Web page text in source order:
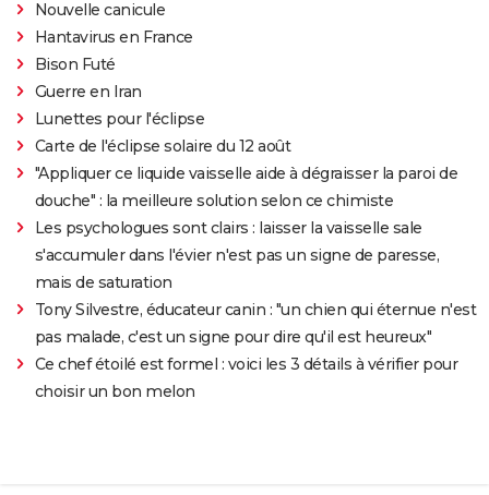
Nouvelle canicule
Hantavirus en France
Bison Futé
Guerre en Iran
Lunettes pour l'éclipse
Carte de l'éclipse solaire du 12 août
"Appliquer ce liquide vaisselle aide à dégraisser la paroi de
douche" : la meilleure solution selon ce chimiste
Les psychologues sont clairs : laisser la vaisselle sale
s'accumuler dans l'évier n'est pas un signe de paresse,
mais de saturation
Tony Silvestre, éducateur canin : "un chien qui éternue n'est
pas malade, c'est un signe pour dire qu'il est heureux"
Ce chef étoilé est formel : voici les 3 détails à vérifier pour
choisir un bon melon